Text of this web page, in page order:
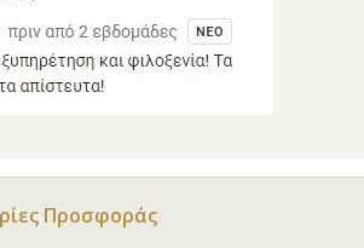
Προσφοράς